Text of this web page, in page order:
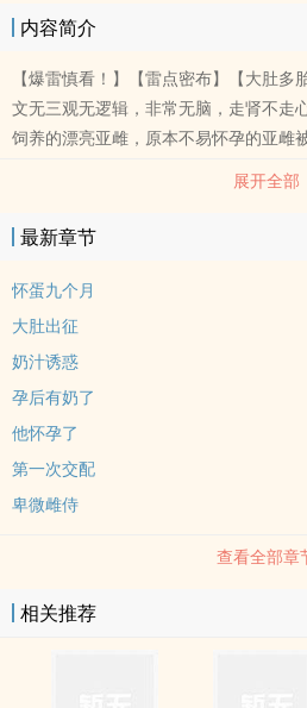
内容简介
【爆雷慎看！】【雷点密布】【大肚
文无三观无逻辑，非常无脑，走肾不走
饲养的漂亮亚雌，原本不易怀孕的亚雌
展开全部
最新章节
怀蛋九个月
大肚出征
奶汁诱惑
孕后有奶了
他怀孕了
第一次交配
卑微雌侍
查看全部章
相关推荐